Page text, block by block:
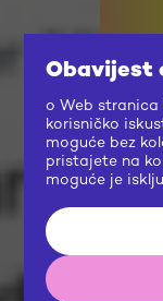
Obavijest
o Web
korisničko
moguće bez
pristajete na
moguće je